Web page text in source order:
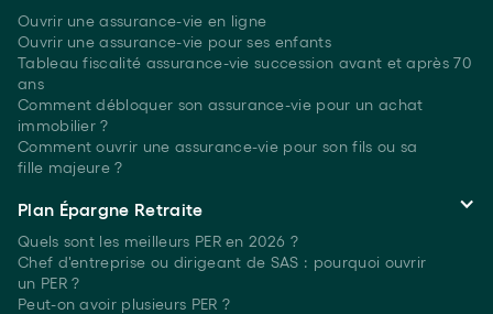
Ouvrir une assurance-vie en ligne
Ouvrir une assurance-vie pour ses enfants
Tableau fiscalité assurance-vie succession avant et après 70
ans
Comment débloquer son assurance-vie pour un achat
immobilier ?
Comment ouvrir une assurance-vie pour son fils ou sa
fille majeure ?
Plan Épargne Retraite
Quels sont les meilleurs PERen 2026 ?
Chef d'entreprise ou dirigeant de SAS : pourquoi ouvrir
un PER ?
Peut-on avoir plusieurs PER ?